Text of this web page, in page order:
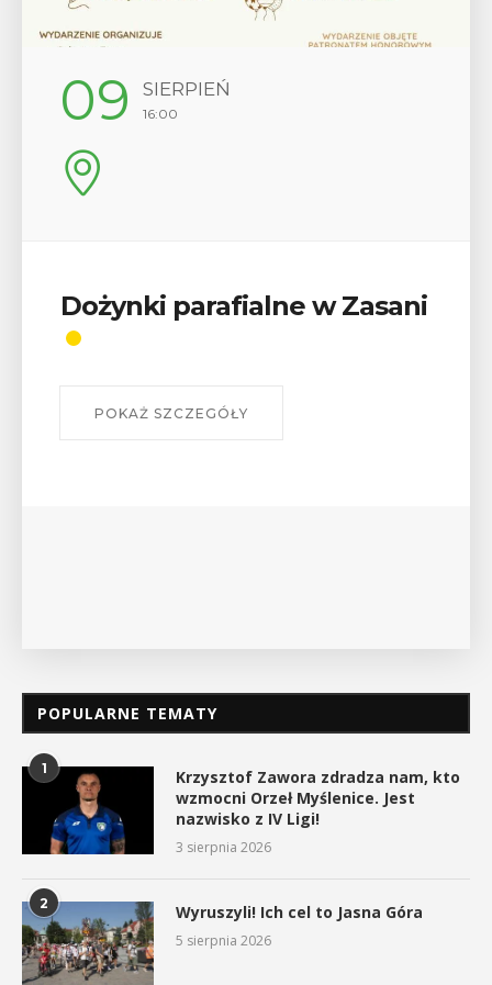
12 SIERPIEŃ
17:00
Wykład „Jak zdobyć
odznaki na myślenickich
W środę 12 sierpnia o godz. 17 w Miejskiej
POPULARNE TEMATY
1
Krzysztof Zawora zdradza nam, kto
wzmocni Orzeł Myślenice. Jest
nazwisko z IV Ligi!
3 sierpnia 2026
2 Wyruszyli! Ich cel to Jasna Góra
5 sierpnia 2026